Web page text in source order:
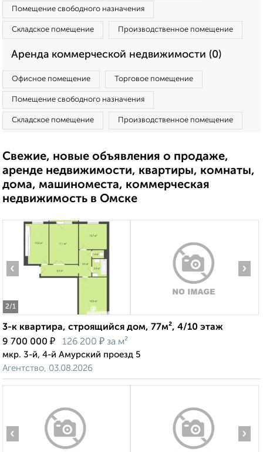
Помещение свободного назначения
Складское помещение Производственное помещение
Аренда коммерческой недвижимости (0)
Офисное помещение Торговое помещение
Помещение свободного назначения
Складское помещение Производственное помещение
Свежие, новые объявления о продаже,
аренде недвижимости, квартиры, комнаты,
дома, машиноместа, коммерческая
недвижимость в Омске
2/1
‹ ›
3-к квартира, строящийся дом, 77м², 4/10 этаж
9 700 000 ₽ 126 200 ₽ за м²
мкр. 3-й, 4-й Амурский проезд 5
Агентство, 03.08.2026
‹ ›